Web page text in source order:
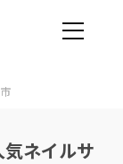
ネイルサ